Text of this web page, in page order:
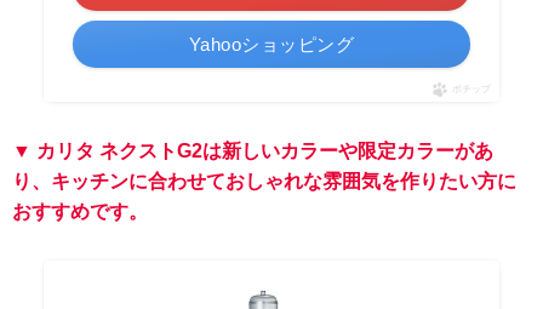
Yahooショッピング
ポチップ
▼ カリタ ネクストG2は新しいカラーや限定カラーがあ
り、キッチンに合わせておしゃれな雰囲気を作りたい方に
おすすめです。